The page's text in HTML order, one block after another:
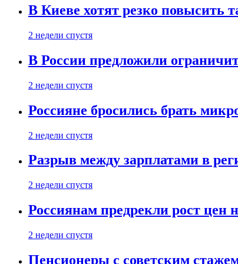
В Киеве хотят резко повысить
2 недели спустя
В России предложили
2 недели спустя
Россияне бросились брать
2 недели спустя
Разрыв между зарплатами в
2 недели спустя
Россиянам предрекли рост цен
2 недели спустя
Пенсионеры с советским